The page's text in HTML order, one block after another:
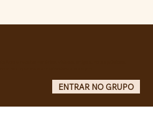
ENTRAR NO GRUPO